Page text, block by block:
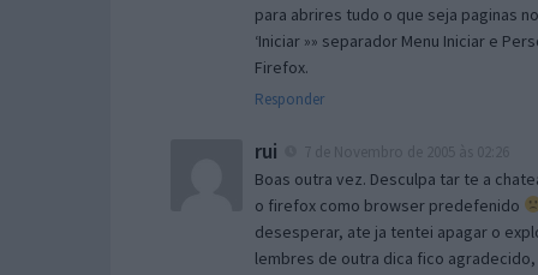
para abrires tudo o que seja paginas
‘Iniciar »» separador Menu Iniciar e
Firefox.
Responder
rui
Boas outra vez. Desculpa tar te a
o firefox como browser predefenido
desesperar, ate ja tentei apagar o
lembres de outra dica fico